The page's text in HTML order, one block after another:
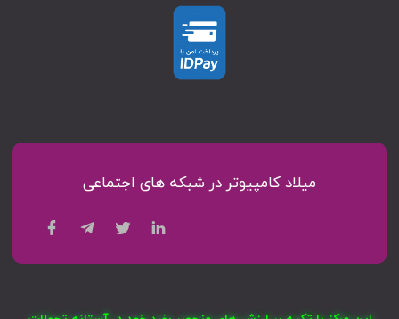
میلاد کامپیوتر در شبکه های اجتماعی